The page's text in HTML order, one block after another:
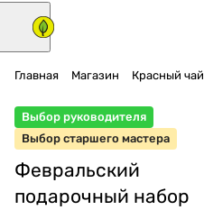
Главная Магазин Красный чай
Выбор руководителя
Выбор старшего мастера
Февральский
подарочный набор